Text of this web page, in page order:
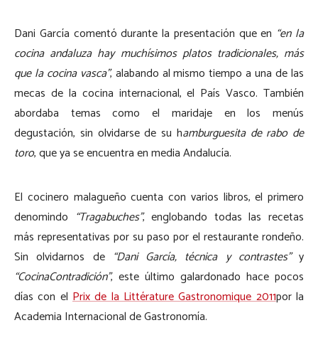
Dani García comentó durante la presentación que en “en la
cocina andaluza hay muchísimos platos tradicionales, más
que la cocina vasca”, alabando al mismo tiempo a una de las
mecas de la cocina internacional, el País Vasco. También
abordaba temas como el maridaje en los menús
degustación, sin olvidarse de su hamburguesita de rabo de
toro, que ya se encuentra en media Andalucía.
El cocinero malagueño cuenta con varios libros, el primero
denomindo “Tragabuches”, englobando todas las recetas
más representativas por su paso por el restaurante rondeño.
Sin olvidarnos de “Dani García, técnica y contrastes”y
“CocinaContradición”, este último galardonado hace pocos
días con el Prix de la Littérature Gastronomique 2011por la
Academia Internacional de Gastronomía.